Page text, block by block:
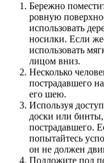
Бережно
ровную
использовать
носилки. Если
использовать
лицом вниз.
Несколько
пострадавшего
его шею.
Используя
доски или
пострадавшего.
попытайтесь
он не должен
Подложите под